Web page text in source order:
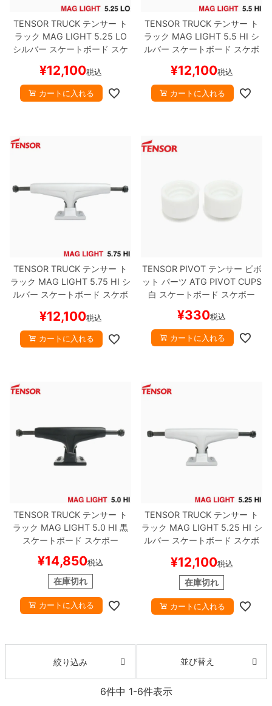
TENSOR TRUCK テンサー ト
ラック MAG LIGHT5.25 LO
シルバー スケートボード スケ
¥12,100税込
カートに入れる
TENSOR TRUCK テンサー ト
ラック MAG LIGHT 5.5 HI シ
ルバー スケートボード スケボ
¥12,100税込
カートに入れる
TENSOR TRUCK テンサー ト
ラック MAG LIGHT 5.75 HI シ
ルバー スケートボード スケボ
¥12,100税込
カートに入れる
TENSOR PIVOTテンサー ピボ
ット パーツ ATG PIVOT CUPS
白 スケートボード スケボー
¥330税込
カートに入れる
TENSOR TRUCK テンサー ト
ラック MAG LIGHT 5.0 HI 黒
スケートボード スケボー
¥14,850税込
在庫切れ
カートに入れる
TENSOR TRUCK テンサー ト
ラック MAG LIGHT5.25 HI シ
ルバー スケートボード スケボ
¥12,100税込
在庫切れ
カートに入れる
絞り込み 並び替え
6件中 1-6件表示
8.3inch
8.4inch
8.5inch
8.8inch
9.0inch以上
シェイプデッキ
高性能デッキ
8.4inch
8.5inch
8.6inch
8.9inch
9.0inch以上
63mm
64mm
65mm
75mm
ヘルメット・パッド
練習用アイテム（初心者におすすめ）
スケートケース・バッグ
メディア（雑誌・DVD・CD）
27cm
27.5cm
28cm
29.5cm
半袖シャツ
キャップ
ソックス
アンダーウエア